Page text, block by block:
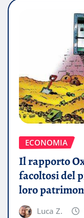
ECONOMIA
Il rapporto
facoltosi del
loro
Luca Z.